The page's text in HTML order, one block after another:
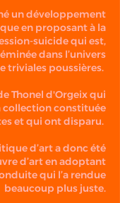
un développement
en proposant à la
suicide qui est,
dans l’univers
triviales poussières.
Thonel d'Orgeix qui
collection constituée
et qui ont disparu.
d’art a donc été
d’art en adoptant
qui l’a rendue
beaucoup plus juste.